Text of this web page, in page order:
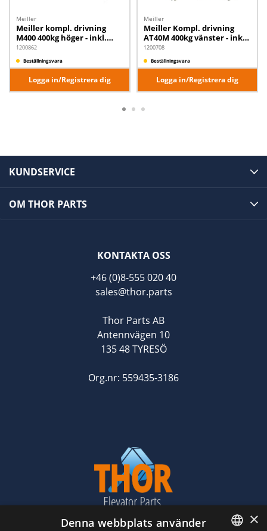
Meiller
Meiller kompl. drivning
M400 400kg höger - inkl.
trafo
1200862
Beställningsvara
Logga in/Registrera dig
Meiller
Meiller Kompl. drivning
AT40M 400kg vänster - inkl.
trafo
1200708
Beställningsvara
Logga in/Registrera dig
KUNDSERVICE
OM THOR PARTS
KONTAKTA OSS
+46 (0)8-555 020 40
sales@thor.parts
Thor Parts AB
Antennvägen 10
135 48 TYRESÖ
Org.nr: 559435-3186
×
Denna webbplats använder